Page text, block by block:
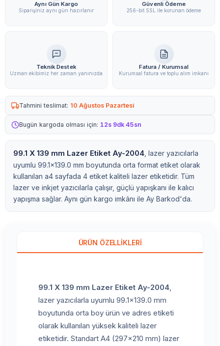
Aynı Gün Kargo
Siparişiniz aynı gün hazırlanır
Güvenli Ödeme
256-bit SSL ile korunan ödeme
Teknik Destek
Uzman ekibimiz her zaman yanınızda
Fatura / Kurumsal
Kurumsal fatura ve toplu alım imkanı
Tahmini teslimat: 10 Ağustos Pazartesi
Bugün kargoda olması için: 12s 9dk 44sn
99.1 X 139 mm Lazer Etiket Ay-2004 , lazer yazıcılarla
uyumlu 99.1x139.0 mm boyutunda orta format etiket olarak
kullanılan a4 sayfada 4 etiket kaliteli lazer etiketidir. Tüm
lazer ve inkjet yazıcılarla çalışır, güçlü yapışkanı ile kalıcı
yapışma sağlar. Aynı gün kargo imkânı ile Ay Barkod'da.
ÜRÜN ÖZELLIKLERI
99.1 X 139 mm Lazer Etiket Ay-2004,
lazer yazıcılarla uyumlu 99.1x139.0 mm
boyutunda orta boy ürün ve adres etiketi
olarak kullanılan yüksek kaliteli lazer
etiketidir. Standart A4 (297x210 mm) lazer